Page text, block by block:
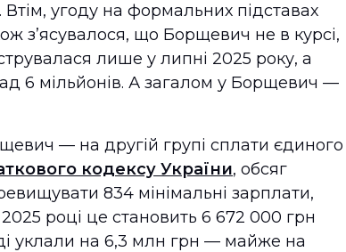
угоду на формальних підставах
зʼясувалося, що Борщевич не в курсі,
лише у липні 2025 року, а
6 мільйонів. А загалом у Борщевич —
— на другій групі сплати єдиного
кодексу України, обсяг
834 мінімальні зарплати,
2025 році це становить 6 672 000 грн
уклали на 6,3 млн грн — майже на